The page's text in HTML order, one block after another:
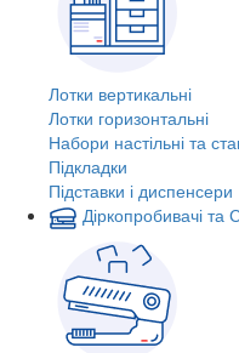
Лотки вертикальні
Лотки горизонтальні
Набори настільні та
Підкладки
Підставки і диспенсери
Діркопробивачі та